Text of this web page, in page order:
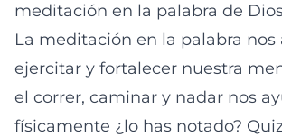
meditación en la palabra de
La meditación en la palabra nos
ejercitar y fortalecer nuestra
el correr, caminar y nadar nos
físicamente ¿lo has notado?